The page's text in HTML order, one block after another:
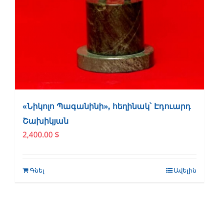
«Նիկոլո Պագանինի», հեղինակ՝ Էդուարդ
Շախիկյան
2,400.00 $
Գնել Ավելին